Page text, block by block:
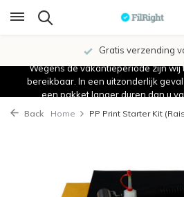
Gratis verzending
Wegens de vakantieperiode zijn
bereikbaar. In een uitzonderlijk
een pakket langer duren dan u
Back Home PP Print Starter Kit